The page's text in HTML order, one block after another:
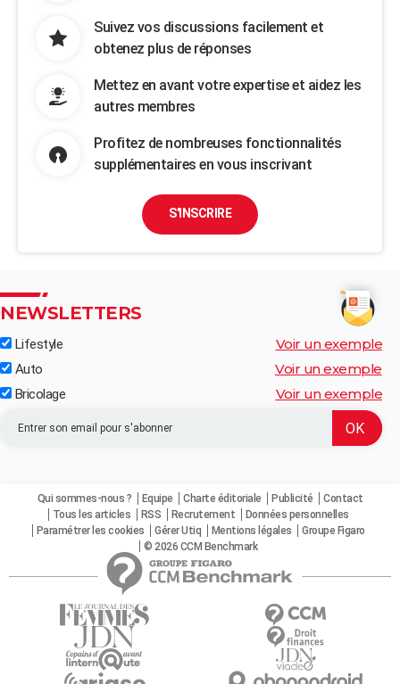
Suivez vos discussions facilement et
obtenez plus de réponses
Mettez en avant votre expertise et aidez les
autres membres
Profitez de nombreuses fonctionnalités
supplémentaires en vous inscrivant
S'INSCRIRE
NEWSLETTERS
Lifestyle Voir un exemple
Auto Voir un exemple
Bricolage Voir un exemple
Qui sommes-nous ? Equipe Charte éditoriale Publicité
Contact
Tous les articles
RSS Recrutement
Données personnelles
Paramétrer les cookies
Gérer Utiq Mentions légales
Groupe Figaro
© 2026 CCM Benchmark